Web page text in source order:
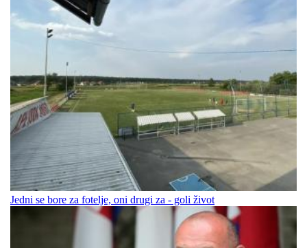
Jedni se bore za fotelje, oni drugi za - goli život